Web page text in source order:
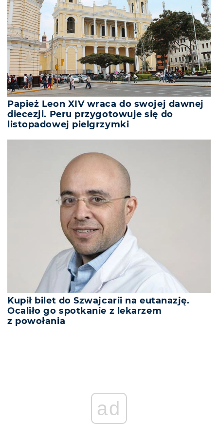
Papież Leon XIV wraca do swojej dawnej
diecezji. Peru przygotowuje się do
listopadowej pielgrzymki
Kupił bilet do Szwajcarii na eutanazję.
Ocaliło go spotkanie z lekarzem
z powołania
ad